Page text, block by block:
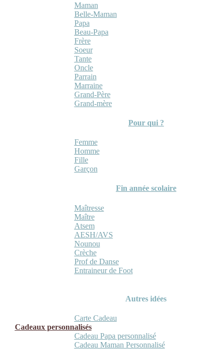
Maman
Belle-Maman
Papa
Beau-Papa
Frère
Soeur
Tante
Oncle
Parrain
Marraine
Grand-Père
Grand-mère
Pour qui ?
Femme
Homme
Fille
Garçon
Fin année scolaire
Maîtresse
Maître
Atsem
AESH/AVS
Nounou
Crèche
Prof de Danse
Entraineur de Foot
Autres idées
Carte Cadeau
Cadeaux personnalisés
Cadeau Papa personnalisé
Cadeau Maman Personnalisé